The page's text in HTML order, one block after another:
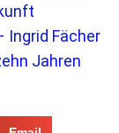
Ingrid Fächer
Jahren